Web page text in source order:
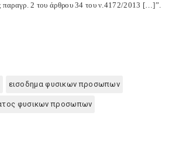
παραγρ. 2 του άρθρου 34 του ν.4172/2013 […]”.
εισοδημα φυσικων προσωπων
φυσικων προσωπων